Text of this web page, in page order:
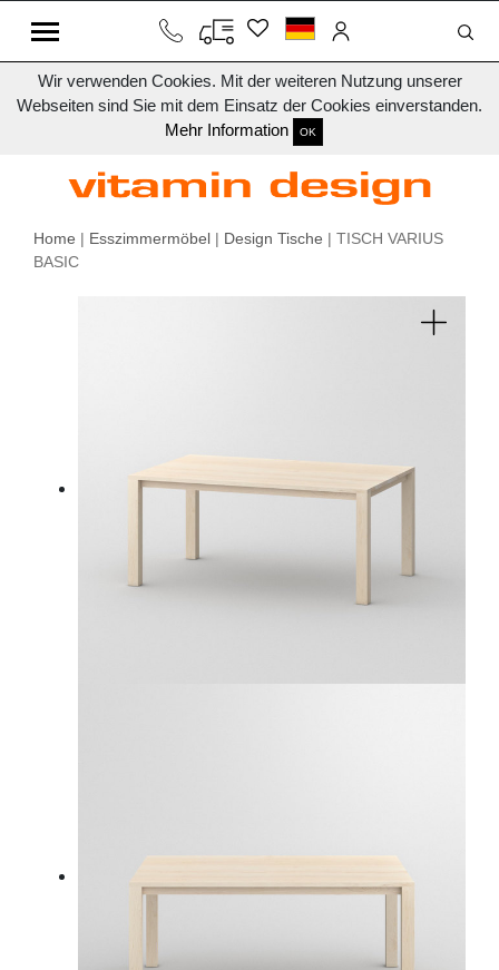
Wir verwenden Cookies. Mit der weiteren Nutzung unserer
Webseiten sind Sie mit dem Einsatz der Cookies einverstanden.
Mehr Information
OK
Home | Esszimmermöbel | Design Tische | TISCH VARIUS
BASIC